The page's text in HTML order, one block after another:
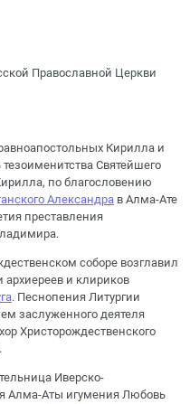
Православной Церкви
Кирилла и
Святейшего
по благословению
Александра в Алма-Ате
преставления
соборе возглавил
и клириков
. Песнопения Литургии
заслуженного деятеля
Христорождественского
Иверско-
Алма-Аты игумения Любовь